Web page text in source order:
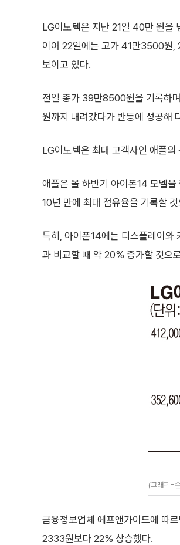
LG이노텍은 지난 21일 40만 원을
이어 22일에는 고가 41만3500원,
보이고 있다.
전일 종가 39만8500원을 기록하
원까지 내려갔다가 반등에 성공해
LG이노텍은 최대 고객사인 애플
애플은 올 하반기 아이폰14 모델을
10년 만에 최대 점유율을 기록할
특히, 아이폰14에는 디스플레이와
과 비교할 때 약 20% 증가할 것으
(그래픽=
금융정보업체 에프앤가이드에 따
2333원보다 22% 상승했다.